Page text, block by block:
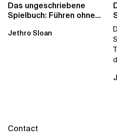
Das ungeschriebene
Spielbuch: Führen ohne
Jethro Sloan
Contact